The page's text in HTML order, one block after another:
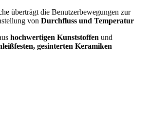
überträgt die Benutzerbewegungen zur
von Durchfluss und Temperatur
hochwertigen Kunststoffen und
gesinterten Keramiken